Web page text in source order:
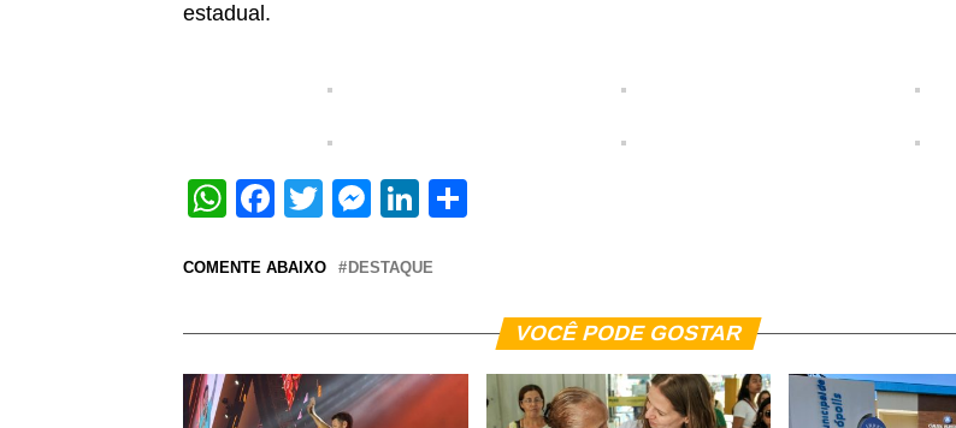
estadual.
WhatsApp
Facebook
TwitterMessenger
LinkedIn
COMENTE ABAIXO DESTAQUE
VOCÊ PODE GOSTAR